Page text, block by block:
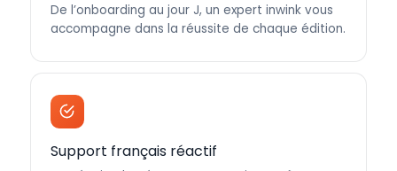
De l’onboarding au jour J, un expert inwink vous
accompagne dans la réussite de chaque édition.
Support français réactif